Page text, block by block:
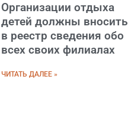
Организации отдыха
детей должны вносить
в реестр сведения обо
всех своих филиалах
ЧИТАТЬ ДАЛЕЕ »